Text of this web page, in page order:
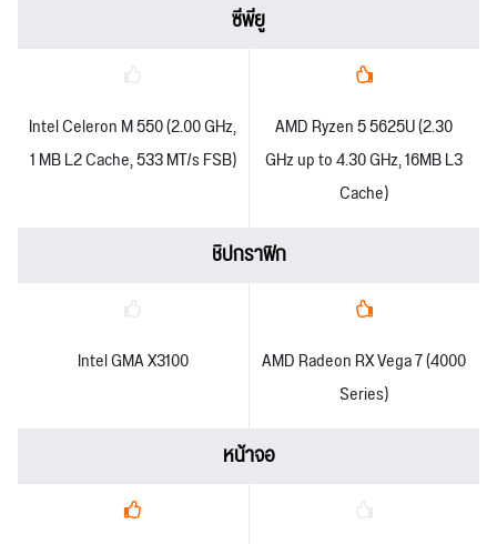
ซีพียู
Intel Celeron M 550 (2.00 GHz,
1 MB L2 Cache, 533 MT/s FSB)
AMD Ryzen 5 5625U (2.30
GHz up to 4.30 GHz, 16MB L3
Cache)
ชิปกราฟิก
Intel GMA X3100
AMD Radeon RX Vega 7 (4000
Series)
หน้าจอ